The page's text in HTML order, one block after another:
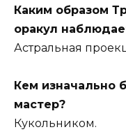
Каким образом
оракул
Астральная
Кем изначально
мастер?
Кукольником.